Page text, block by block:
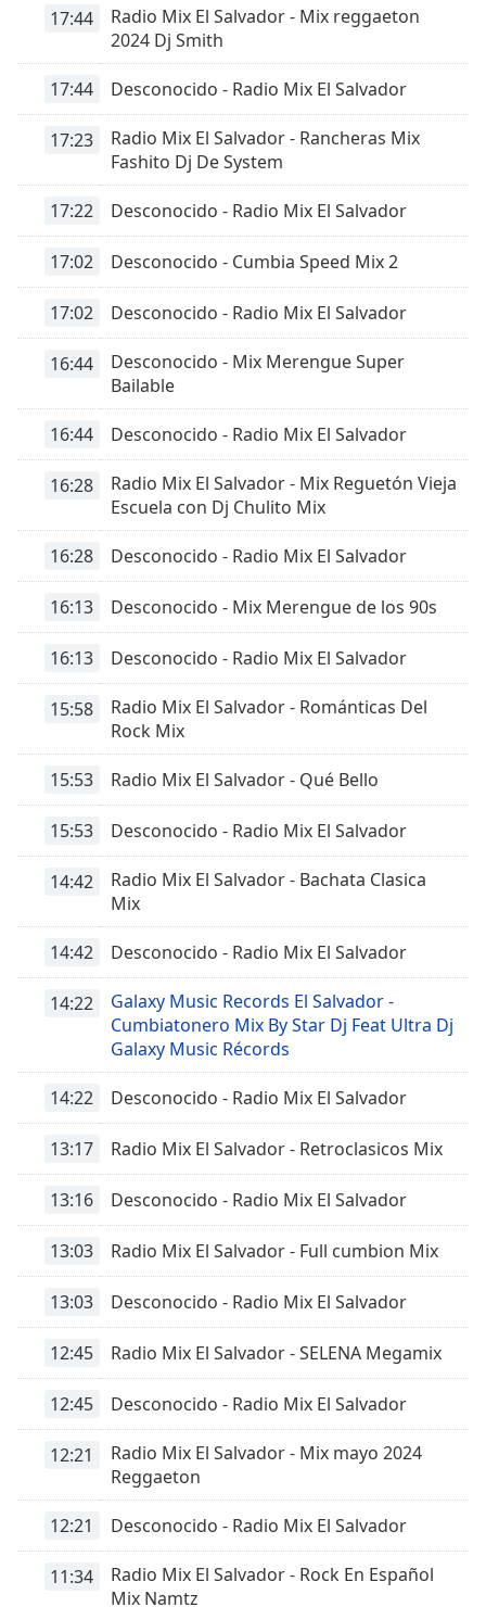
modal
window.
Beginning
dialog
window.
window.
Background
Opacity
Background
Opacity
Style
Reset
Close
End
dialog
window.
17:44
Radio Mix El Salvador - Mix reggaeton
2024 Dj Smith
17:44 Desconocido - Radio Mix El Salvador
17:23
Radio Mix El Salvador - Rancheras Mix
Fashito Dj De System
17:22 Desconocido - Radio Mix El Salvador
17:02 Desconocido - Cumbia Speed Mix 2
17:02 Desconocido - Radio Mix El Salvador
16:44
Desconocido - Mix Merengue Super
Bailable
16:44 Desconocido - Radio Mix El Salvador
16:28
Radio Mix El Salvador - Mix Reguetón Vieja
Escuela con Dj Chulito Mix
16:28 Desconocido - Radio Mix El Salvador
16:13 Desconocido - Mix Merengue de los 90s
16:13 Desconocido - Radio Mix El Salvador
15:58
Radio Mix El Salvador - Románticas Del
Rock Mix
15:53 Radio Mix El Salvador - Qué Bello
15:53 Desconocido - Radio Mix El Salvador
14:42
Radio Mix El Salvador - Bachata Clasica
Mix
14:42 Desconocido - Radio Mix El Salvador
14:22
Galaxy Music Records El Salvador -
Cumbiatonero Mix By Star Dj Feat Ultra Dj
Galaxy Music Récords
14:22 Desconocido - Radio Mix El Salvador
13:17 Radio Mix El Salvador - Retroclasicos Mix
13:16 Desconocido - Radio Mix El Salvador
13:03 Radio Mix El Salvador - Full cumbion Mix
13:03 Desconocido - Radio Mix El Salvador
12:45 Radio Mix El Salvador - SELENA Megamix
12:45 Desconocido - Radio Mix El Salvador
12:21
Radio Mix El Salvador - Mix mayo 2024
Reggaeton
12:21 Desconocido - Radio Mix El Salvador
11:34
Radio Mix El Salvador - Rock En Español
Mix Namtz